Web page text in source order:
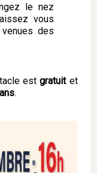
le nez
vous
des
estgratuitet
.